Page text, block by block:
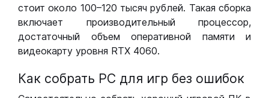
стоит около 100–120 тысяч рублей. Такая сборка
включает производительный процессор,
достаточный объем оперативной памяти и
видеокарту уровня RTX 4060.
Как собрать РС для игр без ошибок